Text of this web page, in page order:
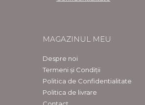
MAGAZINUL MEU
Despre noi
Termeni și Condiții
Politica de Confidentialitate
Politica de livrare
Contact